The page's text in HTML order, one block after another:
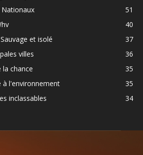
Nationaux
51
40
et isolé
37
villes
36
la chance
35
l'environnement
35
inclassables
34